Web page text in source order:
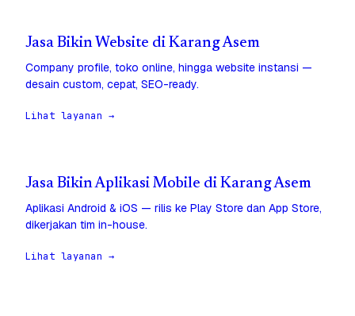
Jasa Bikin Website di Karang Asem
Company profile, toko online, hingga website instansi —
desain custom, cepat, SEO-ready.
Lihat layanan →
Jasa Bikin Aplikasi Mobile di Karang Asem
Aplikasi Android & iOS — rilis ke Play Store dan App Store,
dikerjakan tim in-house.
Lihat layanan →